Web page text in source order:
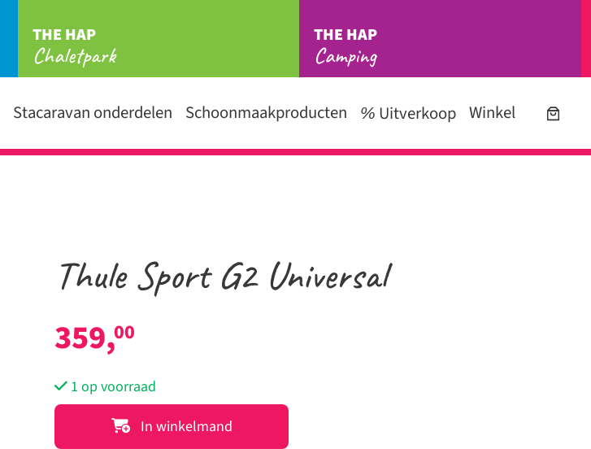
THE HAP
Chaletpark
THE HAP
Camping
Stacaravan onderdelen Schoonmaakproducten Uitverkoop Winkel
Thule Sport G2 Universal
359,00
1 op voorraad
Thule
In winkelmand